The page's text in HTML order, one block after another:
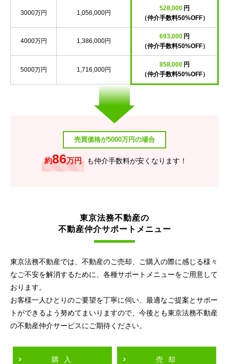
3000万円 1,056,000円
528,000 円
（仲介手数料50%OFF）
4000万円 1,386,000円
693,000 円
（仲介手数料50%OFF）
5000万円 1,716,000円
858,000 円
（仲介手数料50%OFF）
売買価格が5000万円の場合
約86万円 も仲介手数料が安くなります！
東京法務不動産の
不動産仲介サポートメニュー
東京法務不動産では、不動産のご売却、ご購入の際に感じる様々
なご不安を解消するために、各種サポートメニューをご用意して
おります。
お客様一人ひとりのご要望を丁寧に伺い、最適なご提案とサポー
トができるよう努めてまいりますので、今後とも東京法務不動産
の不動産仲介サービスにご期待ください。
購入 売却